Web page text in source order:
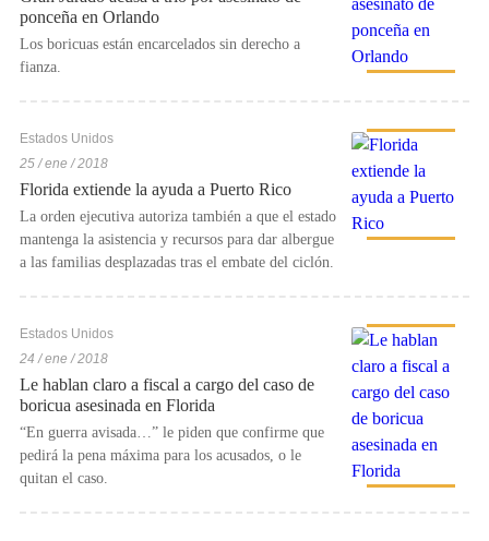
ponceña en Orlando
Los boricuas están encarcelados sin derecho a
fianza.
Estados Unidos
25 / ene / 2018
Florida extiende la ayuda a Puerto Rico
La orden ejecutiva autoriza también a que el estado
mantenga la asistencia y recursos para dar albergue
a las familias desplazadas tras el embate del ciclón.
Estados Unidos
24 / ene / 2018
Le hablan claro a fiscal a cargo del caso de
boricua asesinada en Florida
“En guerra avisada…” le piden que confirme que
pedirá la pena máxima para los acusados, o le
quitan el caso.